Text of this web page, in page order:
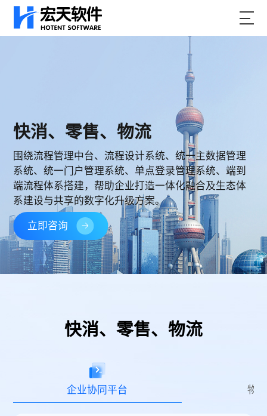
快消、零售、物流
围绕流程管理中台、流程设计系统、统一主数据管理
系统、统一门户管理系统、单点登录管理系统、端到
端流程体系搭建，帮助企业打造一体化融合及生态体
系建设与共享的数字化升级方案。
立即咨询
快消、零售、物流
企业协同平台 物